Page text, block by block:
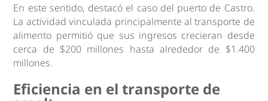
En este sentido, destacó el caso del puerto de Castro.
La actividad vinculada principalmente al transporte de
alimento permitió que sus ingresos crecieran desde
cerca de $200 millones hasta alrededor de $1.400
millones.
Eficiencia en el transporte de